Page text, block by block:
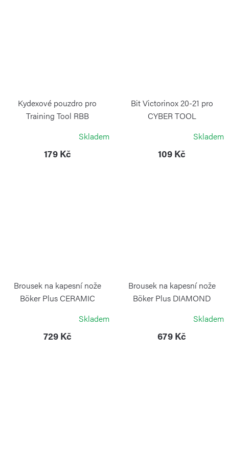
Kydexové pouzdro pro
Training Tool RBB
Skladem
179 Kč
Bit Victorinox 20-21 pro
CYBER TOOL
Skladem
109 Kč
Brousek na kapesní nože
Böker Plus CERAMIC
Skladem
729 Kč
Brousek na kapesní nože
Böker Plus DIAMOND
Skladem
679 Kč